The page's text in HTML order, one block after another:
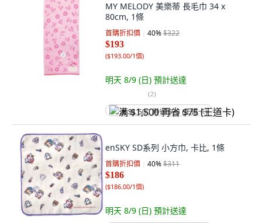
MY MELODY 美樂蒂 長毛巾 34 x
80cm, 1條
首購折扣價 40%$322
$193
($193.00/1個)
明天 8/9 (日) 預計送達
(2)
满 $1,500 再省 $75 (王道卡)
enSKY SD系列 小方巾, 卡比, 1條
首購折扣價 40%$311
$186
($186.00/1個)
明天 8/9 (日) 預計送達